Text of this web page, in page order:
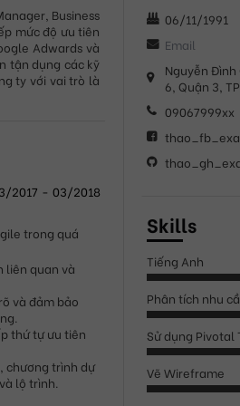
Business
mức độ ưu tiên
Adwards và
tận dụng các kỹ
ty với vai trò là
2017 - 03/2018
trong quá
liên quan và
và đảm bảo
thứ tự ưu tiên
chương trình dự
lộ trình.
06/11/1991
Nguyễn Đình
6, Quận 3,
09067999xx
Skills
Tiếng Anh
Phân tích nhu
Sử dụng Pivotal
Vẽ Wireframe